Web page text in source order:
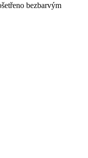
bezbarvým